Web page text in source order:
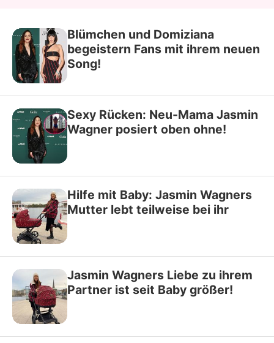
Blümchen und Domiziana
begeistern Fans mit ihrem neuen
Song!
Sexy Rücken: Neu-Mama Jasmin
Wagner posiert oben ohne!
Hilfe mit Baby: Jasmin Wagners
Mutter lebt teilweise bei ihr
Jasmin Wagners Liebe zu ihrem
Partner ist seit Baby größer!